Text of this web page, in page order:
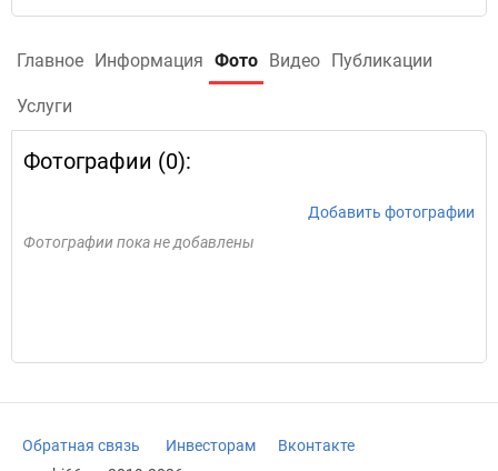
Главное Информация Фото Видео Публикации
Услуги
Фотографии (0):
Добавить фотографии
Фотографии пока не добавлены
Обратная связь Инвесторам
Вконтакте